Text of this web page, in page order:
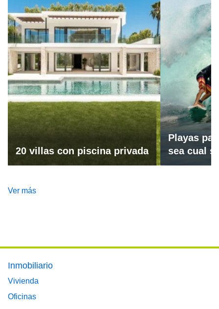
20 villas con piscina privada
Playas
sea cual
Ver más
Footer main menu
Inmobiliario
Vivienda
Oficinas